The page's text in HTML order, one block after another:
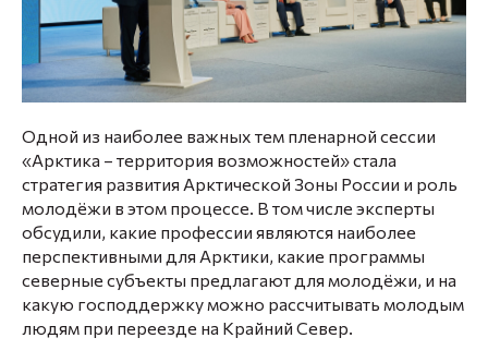
Одной из наиболее важных тем пленарной сессии
«Арктика – территория возможностей» стала
стратегия развития Арктической Зоны России и роль
молодёжи в этом процессе. В том числе эксперты
обсудили, какие профессии являются наиболее
перспективными для Арктики, какие программы
северные субъекты предлагают для молодёжи, и на
какую господдержку можно рассчитывать молодым
людям при переезде на Крайний Север.